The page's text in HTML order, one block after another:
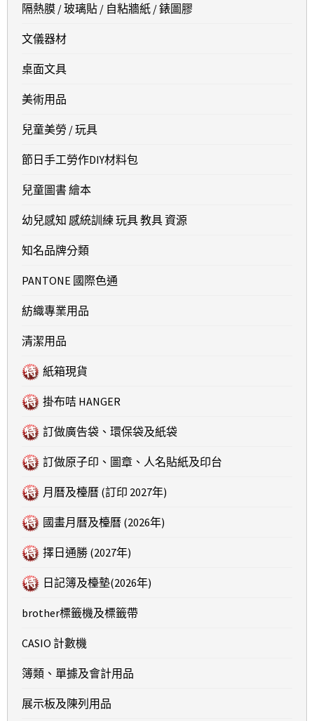
隔熱膜 / 玻璃貼 / 自粘牆紙 / 錶圖膠
文儀器材
桌面文具
美術用品
兒童美勞 / 玩具
節日手工勞作DIY材料包
兒童圖書 繪本
幼兒感知 感統訓練 玩具 教具 資源
知名品牌分類
PANTONE 國際色通
紡織專業用品
清潔用品
紙箱現貨
掛布咭 HANGER
訂做廣告袋、環保袋及紙袋
訂做原子印、圖章、人名貼紙及印台
月曆及檯曆 (訂印 2027年)
國畫月曆及檯曆 (2026年)
擇日通勝 (2027年)
日記簿及檯墊(2026年)
brother標籤機及標籤帶
CASIO 計數機
簿類、單據及會計用品
展示板及陳列用品